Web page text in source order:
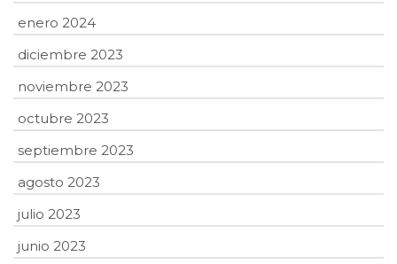
enero 2024
diciembre 2023
noviembre 2023
octubre 2023
septiembre 2023
agosto 2023
julio 2023
junio 2023